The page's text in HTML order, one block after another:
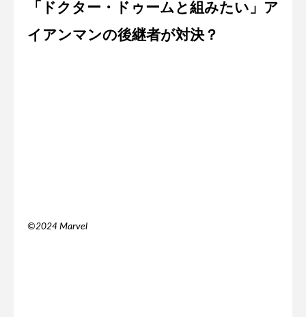
「ドクター・ドゥームと組みたい」ア
イアンマンの後継者が対決？
©2024 Marvel